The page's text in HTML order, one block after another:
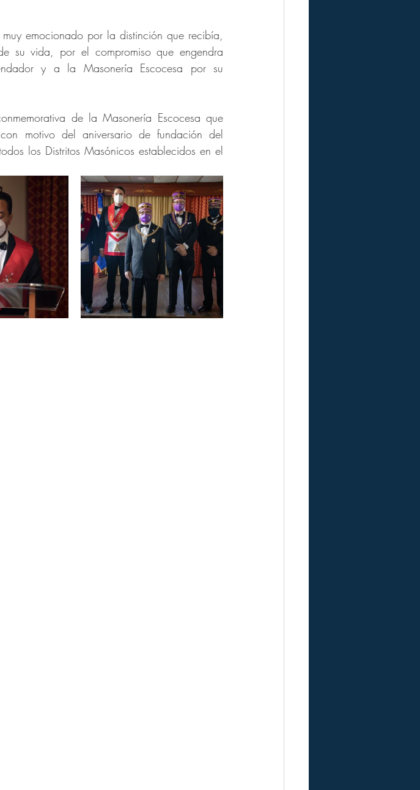
emocionado por la distinción que recibía,
su vida, por el compromiso que engendra
y a la Masonería Escocesa por su
de la Masonería Escocesa que
motivo del aniversario de fundación del
los Distritos Masónicos establecidos en el